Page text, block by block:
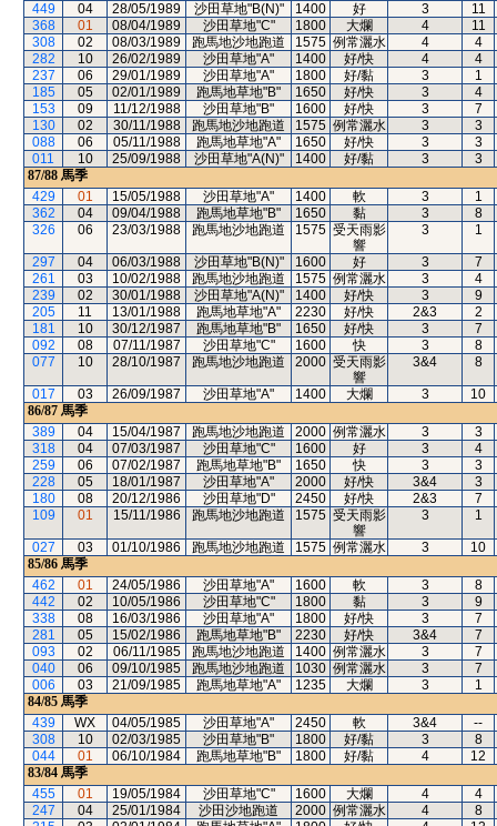
449
04 28/05/1989 沙田草地"B(N)" 1400 好 3
11
368
01 08/04/1989 沙田草地"C" 1800 大爛 4
11
308
02 08/03/1989 跑馬地沙地跑道 1575 例常灑水 4
4
282
10 26/02/1989 沙田草地"A" 1400 好/快 4
4
237
06 29/01/1989 沙田草地"A" 1800 好/黏 3
1
185
05 02/01/1989 跑馬地草地"B" 1650 好/快 3
4
153
09 11/12/1988 沙田草地"B" 1600 好/快 3
7
130
02 30/11/1988 跑馬地沙地跑道 1575 例常灑水 3
3
088
06 05/11/1988 跑馬地草地"A" 1650 好/快 3
3
011
10 25/09/1988 沙田草地"A(N)" 1400 好/黏 3
3
87/88 馬季
429
01 15/05/1988 沙田草地"A" 1400 軟 3
1
362
04 09/04/1988 跑馬地草地"B" 1650 黏 3
8
326
06 23/03/1988 跑馬地沙地跑道 1575 受天雨影
響
3 1
297 04 06/03/1988 沙田草地"B(N)" 1600 好 3
7
261
03 10/02/1988 跑馬地沙地跑道 1575 例常灑水 3
4
239
02 30/01/1988 沙田草地"A(N)" 1400 好/快 3
9
205
11 13/01/1988 跑馬地草地"A" 2230 好/快 2&3
2
181
10 30/12/1987 跑馬地草地"B" 1650 好/快 3
7
092
08 07/11/1987 沙田草地"C" 1600 快 3
8
077
10 28/10/1987 跑馬地沙地跑道 2000 受天雨影
響
3&4 8
017 03 26/09/1987 沙田草地"A" 1400 大爛 3
10
86/87 馬季
389
04 15/04/1987 跑馬地沙地跑道 2000 例常灑水 3
3
318
04 07/03/1987 沙田草地"C" 1600 好 3
4
259
06 07/02/1987 跑馬地草地"B" 1650 快 3
3
228
05 18/01/1987 沙田草地"A" 2000 好/快 3&4
3
180
08 20/12/1986 沙田草地"D" 2450 好/快 2&3
7
109
01 15/11/1986 跑馬地沙地跑道 1575 受天雨影
響
3 1
027 03 01/10/1986 跑馬地沙地跑道 1575 例常灑水 3
10
85/86 馬季
462
01 24/05/1986 沙田草地"A" 1600 軟 3
8
442
02 10/05/1986 沙田草地"C" 1800 黏 3
9
338
08 16/03/1986 沙田草地"A" 1800 好/快 3
7
281
05 15/02/1986 跑馬地草地"B" 2230 好/快 3&4
7
093
02 06/11/1985 跑馬地沙地跑道 1400 例常灑水 3
7
040
06 09/10/1985 跑馬地沙地跑道 1030 例常灑水 3
7
006
03 21/09/1985 跑馬地草地"A" 1235 大爛 3
1
84/85 馬季
439
WX 04/05/1985 沙田草地"A" 2450 軟 3&4
--
308
10 02/03/1985 沙田草地"B" 1800 好/黏 3
8
044
01 06/10/1984 跑馬地草地"B" 1800 好/黏 4
12
83/84 馬季
455
01 19/05/1984 沙田草地"C" 1600 大爛 4
4
247
04 25/01/1984 沙田沙地跑道 2000 例常灑水 4
8